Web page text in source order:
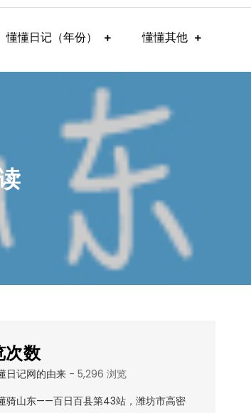
懂懂日记（年份） 懂懂其他
次数
日记网的由来- 5,296 浏览
骑山东——百日百县第43站，潍坊市高密